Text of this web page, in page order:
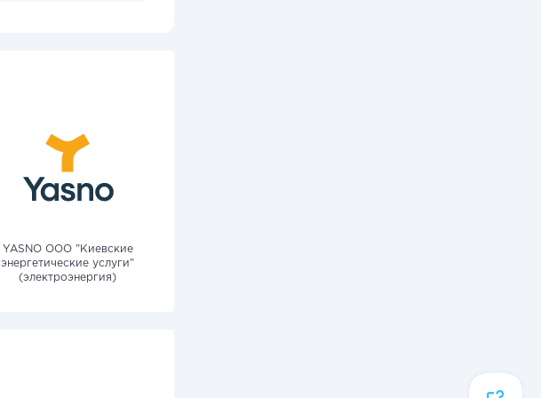
YASNO OOO "Киевские
энергетические услуги"
(электроэнергия)